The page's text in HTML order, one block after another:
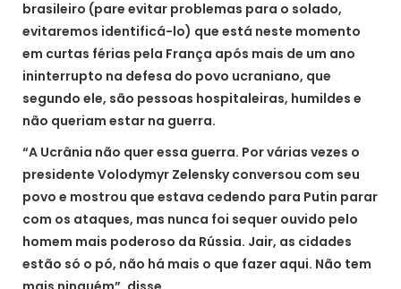
brasileiro (pare evitar problemas para o solado,
evitaremos identificá-lo) que está neste momento
em curtas férias pela França após mais de um ano
ininterrupto na defesa do povo ucraniano, que
segundo ele, são pessoas hospitaleiras, humildes e
não queriam estar na guerra.
“A Ucrânia não quer essa guerra. Por várias vezes o
presidente Volodymyr Zelensky conversou com seu
povo e mostrou que estava cedendo para Putin parar
com os ataques, mas nunca foi sequer ouvido pelo
homem mais poderoso da Rússia. Jair, as cidades
estão só o pó, não há mais o que fazer aqui. Não tem